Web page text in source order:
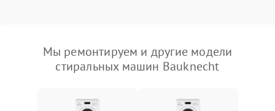
Мы ремонтируем и другие модели
стиральных машин Bauknecht